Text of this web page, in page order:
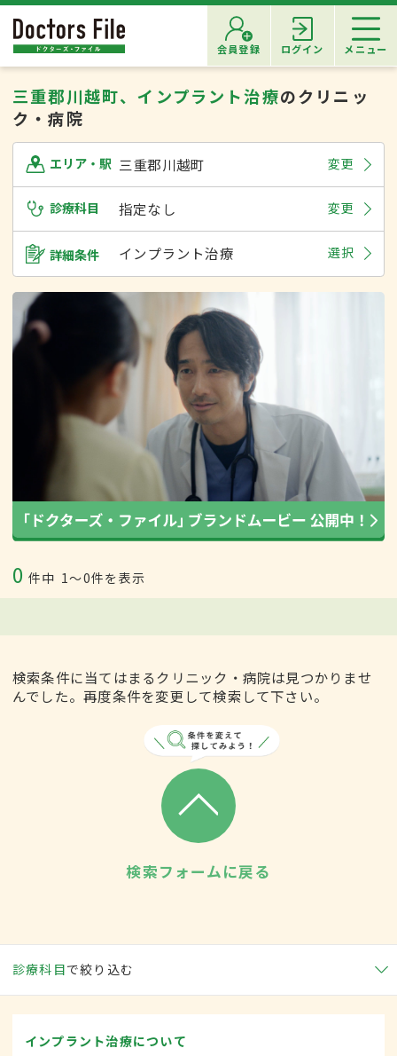
会員登録 ログイン メニュー
三重郡川越町、インプラント治療のクリニッ
ク・病院
エリア・駅 三重郡川越町 変更
診療科目 指定なし 変更
詳細条件 インプラント治療 選択
0 件中 1〜0件を表示
検索条件に当てはまるクリニック・病院は見つかりませ
んでした。再度条件を変更して検索して下さい。
検索フォームに戻る
診療科目で絞り込む
インプラント治療について